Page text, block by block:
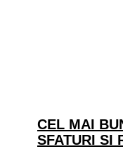
CEL MAI
SFATURI SI